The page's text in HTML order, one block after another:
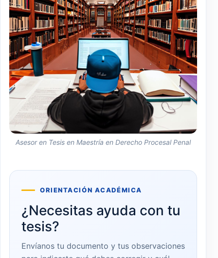
Asesor en Tesis en Maestría en Derecho Procesal Penal
ORIENTACIÓN ACADÉMICA
¿Necesitas ayuda con tu
tesis?
Envíanos tu documento y tus observaciones